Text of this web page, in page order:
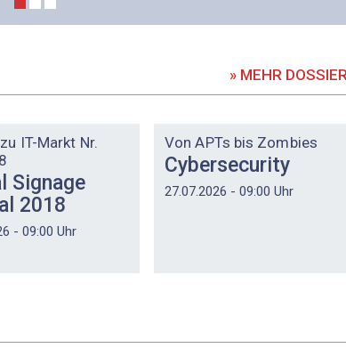
» MEHR
IT-Markt Nr.
Signage
2018
- 09:00 Uhr
Von APTs bis Zombies
Cybersecurity
27.07.2026 - 09:00 Uhr